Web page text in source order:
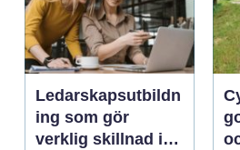
Ledarskapsutbildn
ing som gör
verklig skillnad i